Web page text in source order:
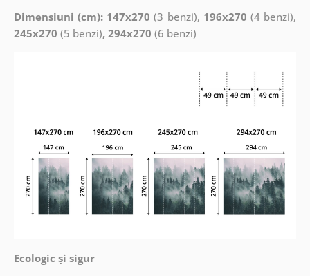
Dimensiuni (cm): 147x270 (3 benzi), 196x270 (4 benzi),
245x270 (5 benzi), 294x270 (6 benzi)
Ecologic și sigur